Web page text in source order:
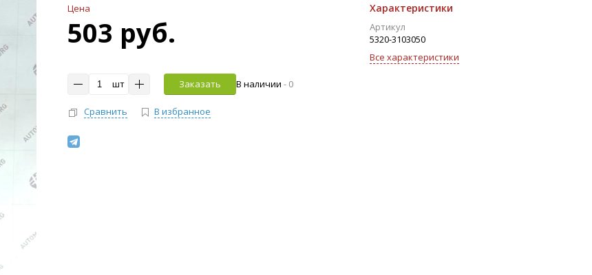
Цена
503 руб.
Характеристики
Артикул
5320-3103050
Все характеристики
шт Заказать В наличии - 0
Сравнить В избранное